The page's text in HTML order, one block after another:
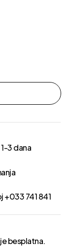
3 dana
+033 741 841
besplatna.